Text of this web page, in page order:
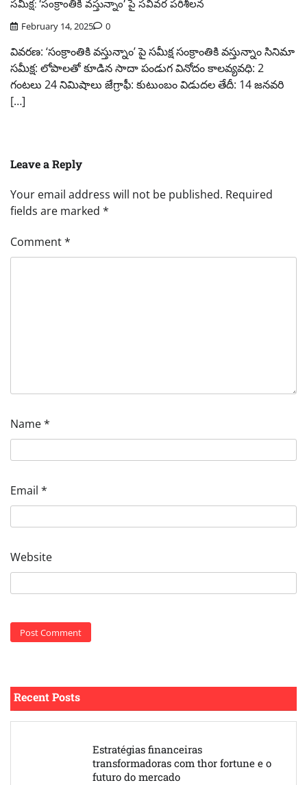
సమీక్ష: ‘సంక్రాంతికి వస్తున్నాం’ పై సవివర పరిశీలన
February 14, 2025 0
వివరణ: ‘సంక్రాంతికి వస్తున్నాం’ పై సమీక్ష సంక్రాంతికి వస్తున్నాం సినిమా
సమీక్ష: లోపాలతో కూడిన సాదా పండుగ వినోదం కాలవ్యవధి: 2
గంటలు 24 నిమిషాలు జేగ్రాఫీ: కుటుంబం విడుదల తేదీ: 14 జనవరి
[…]
Leave a Reply
Your email address will not be published. Required
fields are marked *
Comment*
Name*
Email *
Website
Recent Posts
Estratégias financeiras
transformadoras com thor fortune e o
futuro do mercado